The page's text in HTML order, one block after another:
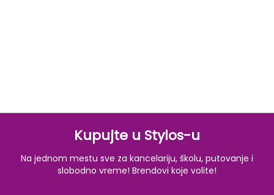
Kupujte u Stylos-u
Na jednom mestu sve za kancelariju, školu, putovanje i
slobodno vreme! Brendovi koje volite!